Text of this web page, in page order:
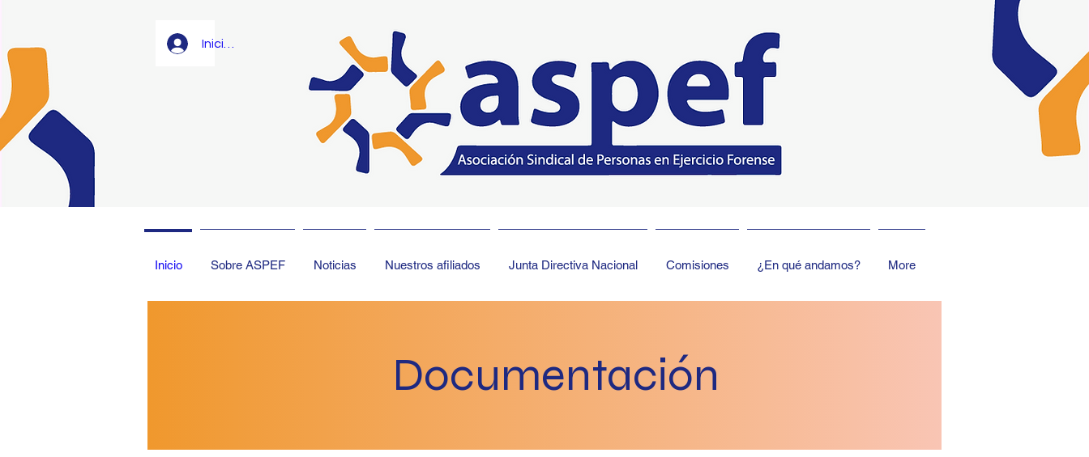
Iniciar sesión
Inicio Sobre ASPEF Noticias Nuestros afiliados Junta Directiva Nacional Comisiones ¿En qué andamos? More
Documentación